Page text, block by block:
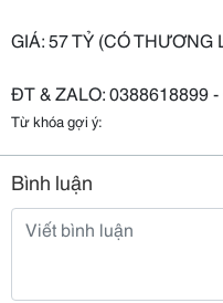
GIÁ: 57 TỶ (CÓ THƯƠNG
ĐT & ZALO: 0388618899
Từ khóa gợi ý:
Bình luận